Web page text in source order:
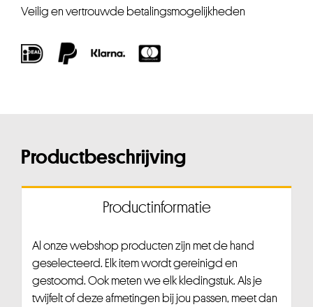
Veilig en vertrouwde betalingsmogelijkheden
Productbeschrijving
Productinformatie
Al onze webshop producten zijn met de hand
geselecteerd. Elk item wordt gereinigd en
gestoomd. Ook meten we elk kledingstuk. Als je
twijfelt of deze afmetingen bij jou passen, meet dan